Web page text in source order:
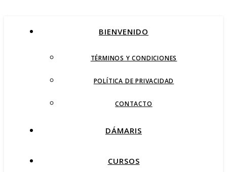
BIENVENIDO
TÉRMINOS Y CONDICIONES
POLÍTICA DE PRIVACIDAD
CONTACTO
DÁMARIS
CURSOS